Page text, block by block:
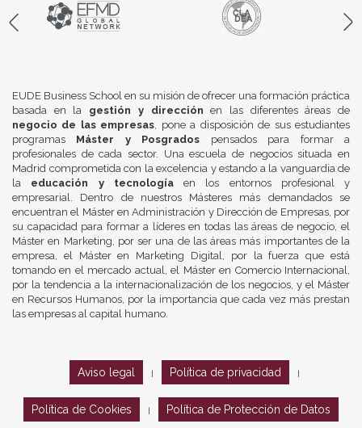
EUDE Business School en su misión de ofrecer una formación práctica
basada en la gestión y dirección en las diferentes áreas de
negocio de las empresas, pone a disposición de sus estudiantes
programas Máster y Posgrados pensados para formar a
profesionales de cada sector. Una escuela de negocios situada en
Madrid comprometida con la excelencia y estando a la vanguardia de
la educación y tecnologíaen los entornos profesional y
empresarial. Dentro de nuestros Másteres más demandados se
encuentran el Máster en Administración y Dirección de Empresas, por
su capacidad para formar a líderes en todas las áreas de negocio, el
Máster en Marketing, por ser una de las áreas más importantes de la
empresa, el Máster en Marketing Digital, por la fuerza que está
tomando en el mercado actual, el Máster en Comercio Internacional,
por la tendencia a la internacionalización de los negocios, y el Máster
en Recursos Humanos, por la importancia que cada vez más prestan
las empresas al capital humano.
Aviso legal Política de privacidad
Política de Cookies Política de Protección de Datos